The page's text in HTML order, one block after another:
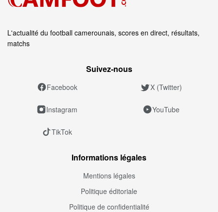
L'actualité du football camerounais, scores en direct, résultats,
matchs
Suivez‑nous
Facebook X (Twitter)
Instagram YouTube
TikTok
Informations légales
Mentions légales
Politique éditoriale
Politique de confidentialité